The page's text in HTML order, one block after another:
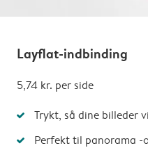
Layflat-indbinding
5,74 kr. per side
Trykt, så dine billeder
Perfekt til panorama -